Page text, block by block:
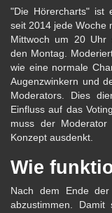
"Die Hörercharts" ist
seit 2014 jede Woche
Mittwoch um 20 Uhr
den Montag.
wie eine normale
Augenzwinkern und
Moderators. Dies
Einfluss auf das
muss der
Konzept ausdenkt.
Wie
Nach dem Ende
abzustimmen.